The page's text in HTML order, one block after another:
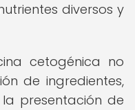
diversos y
cetogénica no
de ingredientes,
presentación de